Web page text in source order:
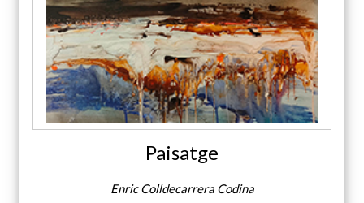
Paisatge
Enric Colldecarrera Codina